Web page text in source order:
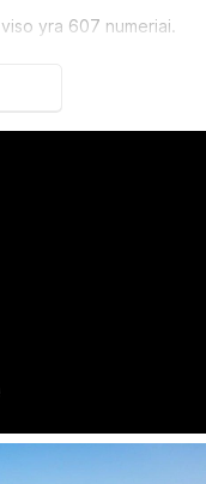
yra 607 numeriai.